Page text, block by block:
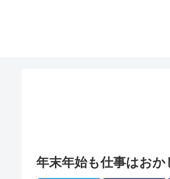
年末年始も仕事はおか